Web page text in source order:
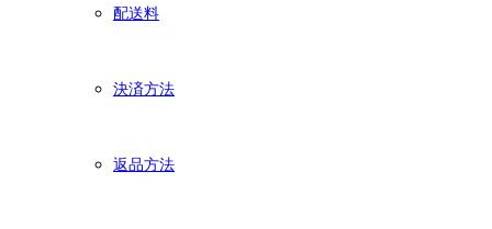
配送料
決済方法
返品方法